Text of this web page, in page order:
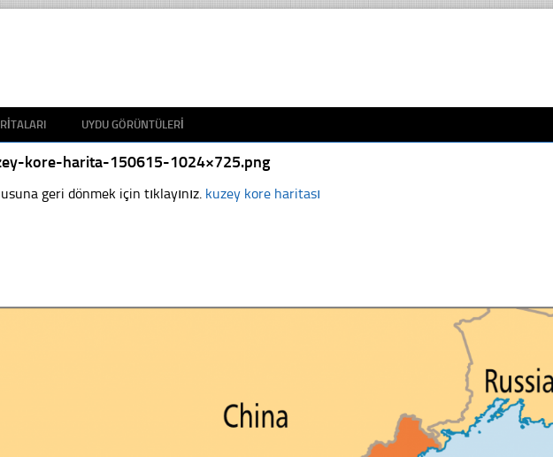
UYDU GÖRÜNTÜLERI
kore-harita-150615-1024×725.png
geri dönmek için tıklayınız. kuzey kore haritası